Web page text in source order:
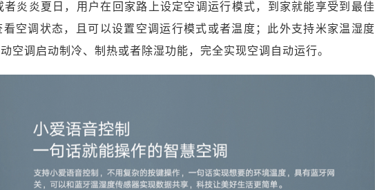
炎炎夏日，用户在回家路上设定空调运行模式，到家就能享受到最佳
空调状态，且可以设置空调运行模式或者温度；此外支持米家温湿度
空调启动制冷、制热或者除湿功能，完全实现空调自动运行。